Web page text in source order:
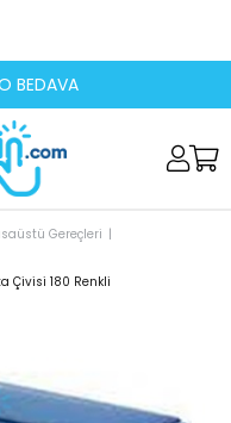
BEDAVA
Gereçleri
Çivisi 180 Renkli